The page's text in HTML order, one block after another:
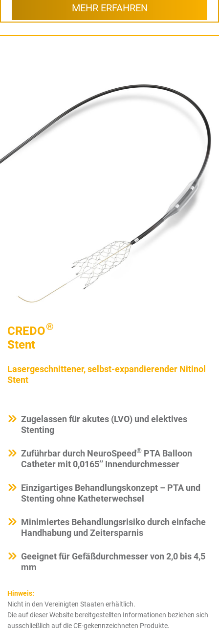
MEHR ERFAHREN
CREDO®
Stent
Lasergeschnittener, selbst-expandierender Nitinol
Stent
Zugelassen für akutes (LVO) und elektives
Stenting
Zuführbar durch NeuroSpeed® PTA Balloon
Catheter mit 0,0165’’ Innendurchmesser
Einzigartiges Behandlungskonzept – PTA und
Stenting ohne Katheterwechsel
Minimiertes Behandlungsrisiko durch einfache
Handhabung und Zeitersparnis
Geeignet für Gefäßdurchmesser von 2,0 bis 4,5
mm
Hinweis:
Nicht in den Vereinigten Staaten erhältlich.
Die auf dieser Website bereitgestellten Informationen beziehen sich
ausschließlich auf die CE-gekennzeichneten Produkte.